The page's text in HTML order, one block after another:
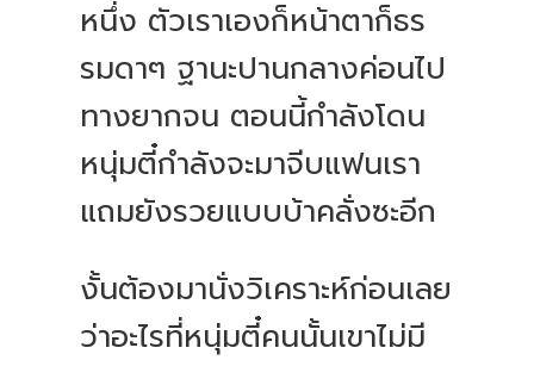
หนึ่ง ตัวเราเองก็หน้าตาก็ธร
รมดาๆ ฐานะปานกลางค่อนไป
ทางยากจน ตอนนี้กำลังโดน
หนุ่มตี๋กำลังจะมาจีบแฟนเรา
แถมยังรวยแบบบ้าคลั่งซะอีก
งั้นต้องมานั่งวิเคราะห์ก่อนเลย
ว่าอะไรที่หนุ่มตี๋คนนั้นเขาไม่มี